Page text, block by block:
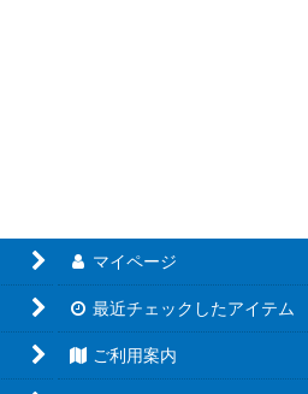
マイページ
最近チェックしたアイテム
ご利用案内